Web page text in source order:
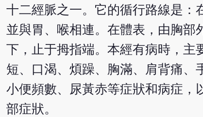
十二經脈之一。它的循行路線是：
並與胃、喉相連。在體表，由胸部
下，止于拇指端。本經有病時，主
短、口渴、煩躁、胸滿、肩背痛、
小便頻數、尿黃赤等症狀和病症，
部症狀。